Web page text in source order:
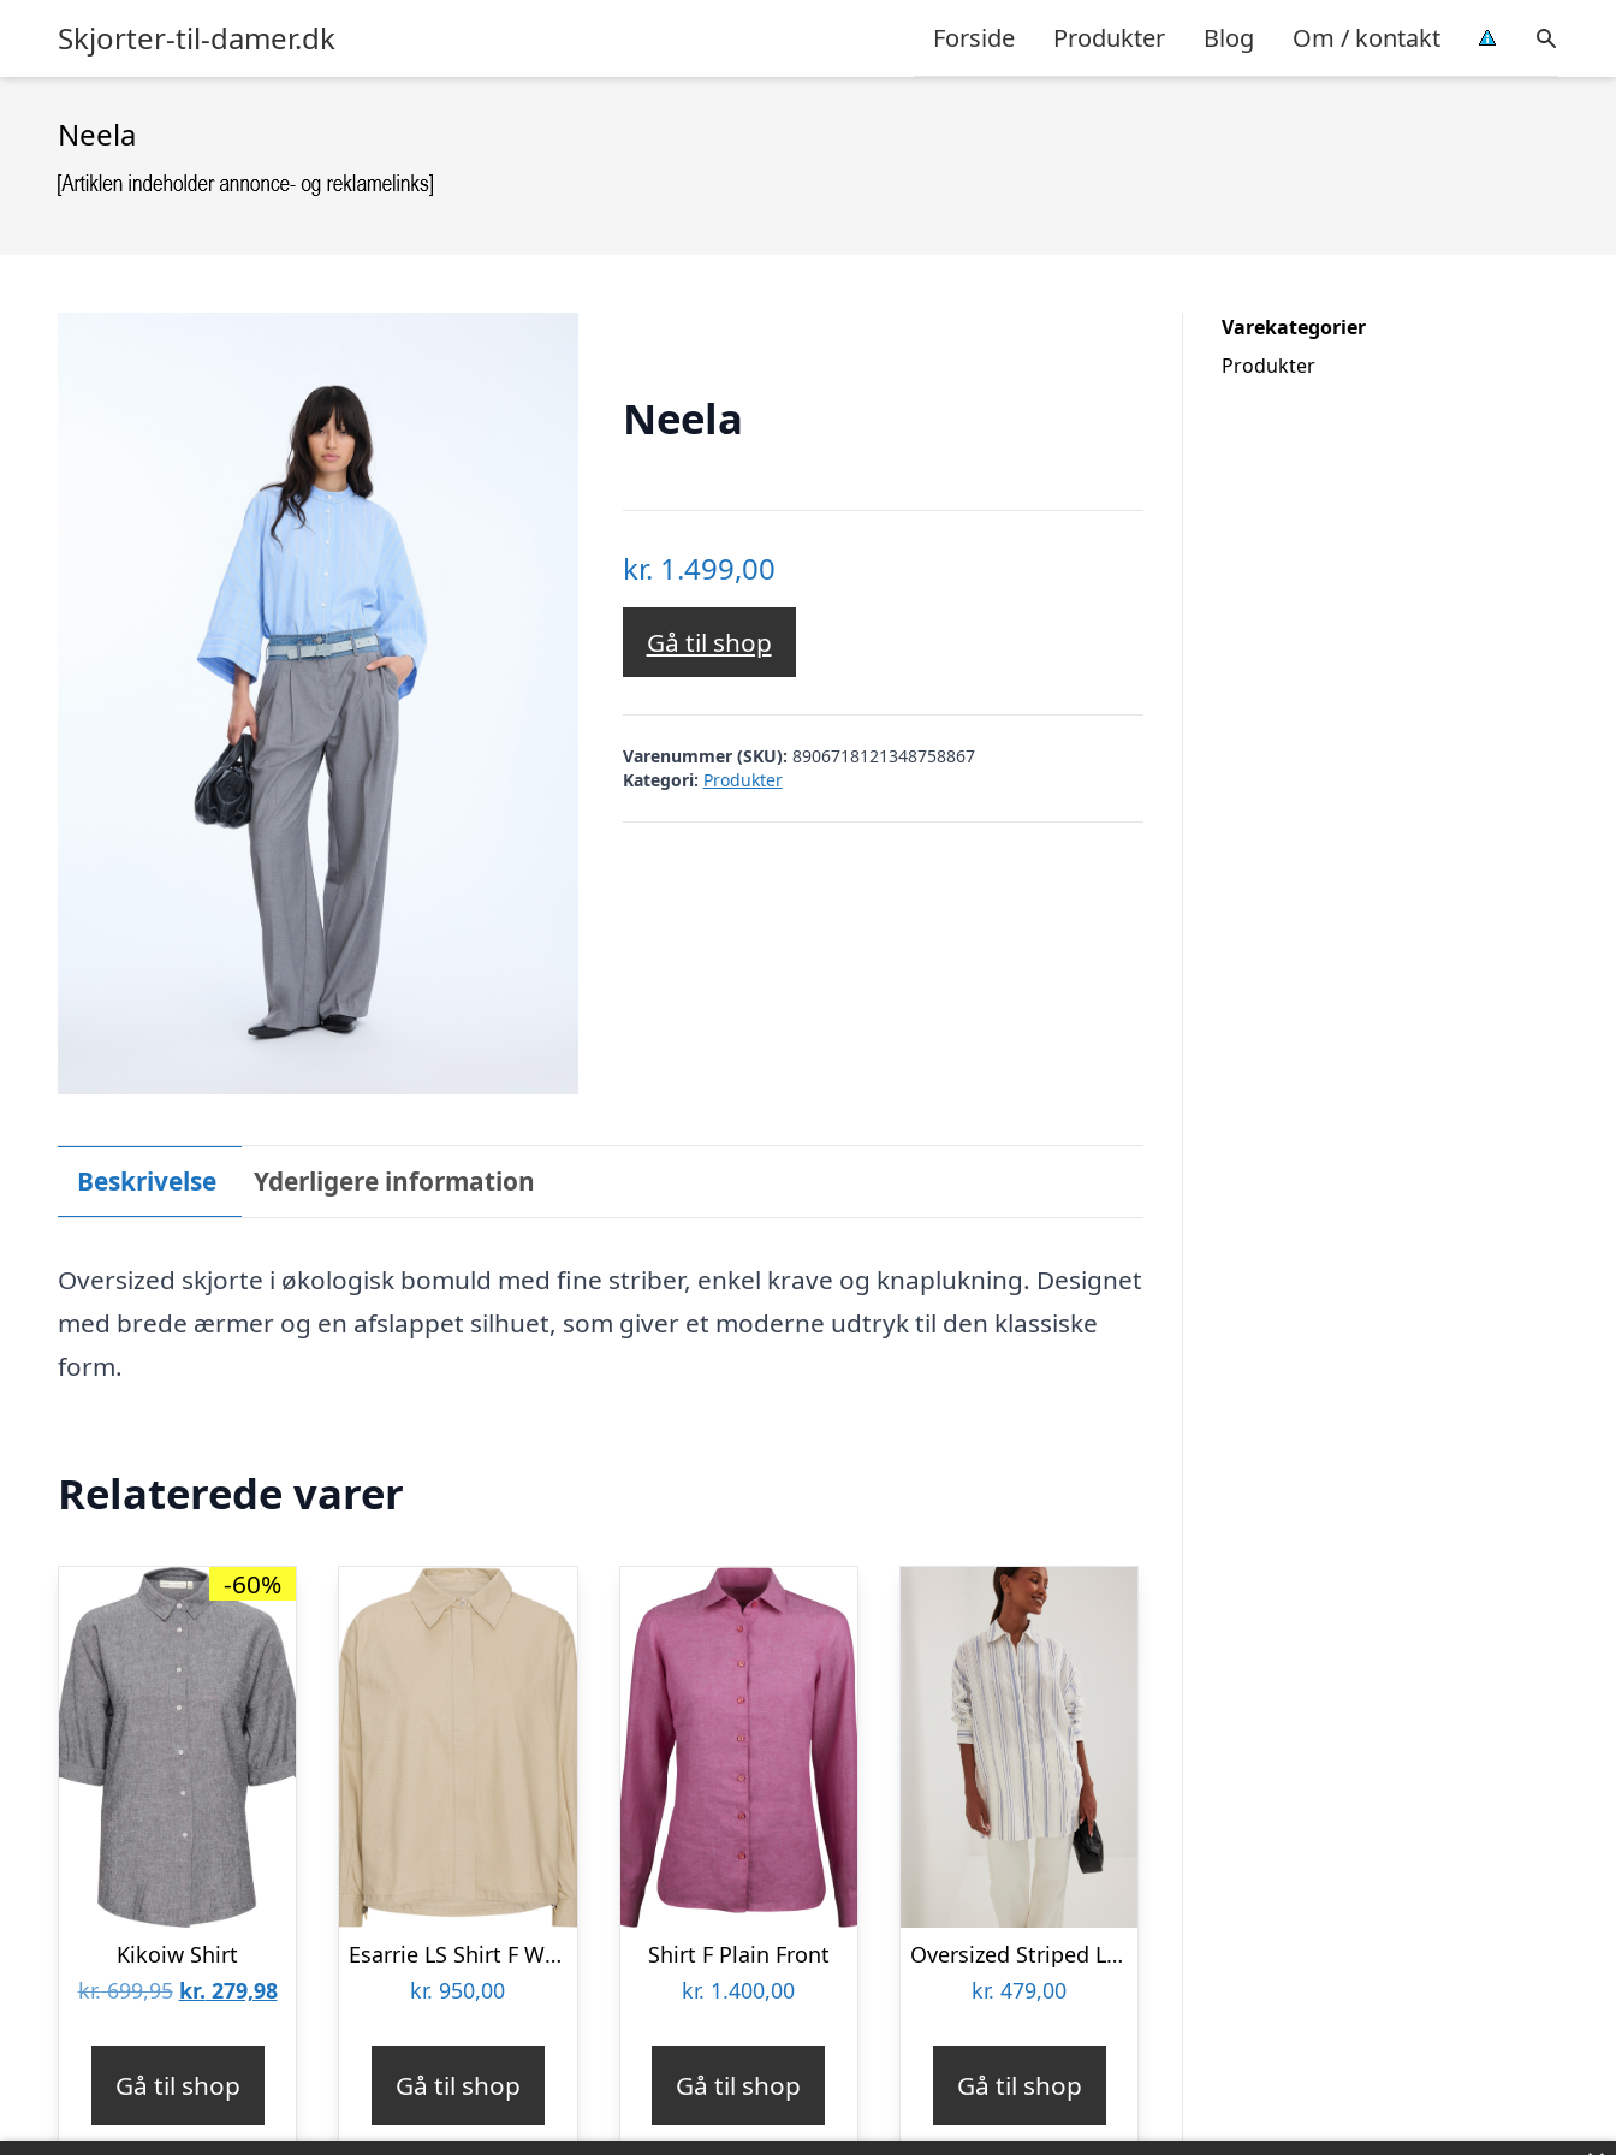
Skjorter-til-damer.dk Forside Produkter Blog Om / kontakt
Neela
Neela
kr. 1.499,00
Gå til shop
Varenummer (SKU): 8906718121348758867
Kategori: Produkter
Beskrivelse Yderligere information
Oversized skjorte i økologisk bomuld med fine striber, enkel krave og knaplukning. Designet
med brede ærmer og en afslappet silhuet, som giver et moderne udtryk til den klassiske
form.
Relaterede varer
-60%
Kikoiw Shirt
kr.699,95 Den
var:
kr. 699,95.
kr. 279,98Den
kr. 279,98.
Gå til shop
Esarrie LS Shirt F Windy Sand Dunes, Size M
kr. 950,00
Gå til shop
Shirt F Plain Front
kr. 1.400,00
Gå til shop
Oversized Striped LS Shirt
kr. 479,00
Gå til shop
Varekategorier
Produkter